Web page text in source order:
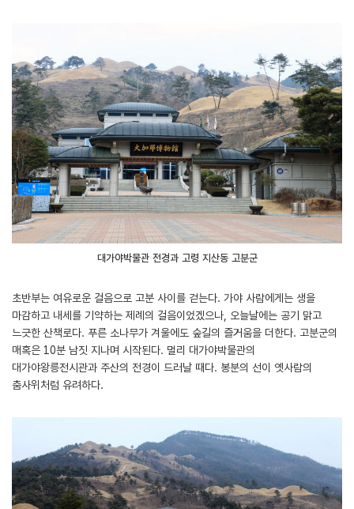
대가야박물관 전경과 고령 지산동 고분군
초반부는 여유로운 걸음으로 고분 사이를 걷는다. 가야 사람에게는 생을
마감하고 내세를 기약하는 제례의 걸음이었겠으나, 오늘날에는 공기 맑고
느긋한 산책로다. 푸른 소나무가 겨울에도 숲길의 즐거움을 더한다. 고분군의
매혹은 10분 남짓 지나며 시작된다. 멀리 대가야박물관의
대가야왕릉전시관과 주산의 전경이 드러날 때다. 봉분의 선이 옛사람의
춤사위처럼 유려하다.